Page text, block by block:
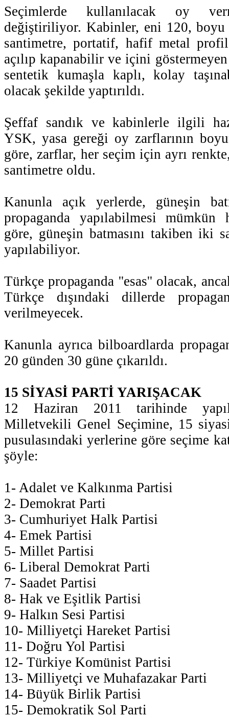
Seçimlerde kullanılacak oy
değiştiriliyor. Kabinler, eni 120,
santimetre, portatif, hafif metal
açılıp kapanabilir ve içini
sentetik kumaşla kaplı, kolay
olacak şekilde yaptırıldı.
Şeffaf sandık ve kabinlerle ilgili
YSK, yasa gereği oy zarflarının
göre, zarflar, her seçim için ayrı
santimetre oldu.
Kanunla açık yerlerde, güneşin
propaganda yapılabilmesi
göre, güneşin batmasını takiben iki
yapılabiliyor.
Türkçe propaganda ''esas'' olacak,
Türkçe dışındaki dillerde
verilmeyecek.
Kanunla ayrıca bilboardlarda
20 günden 30 güne çıkarıldı.
15 SİYASİ PARTİ YARIŞACAK
12 Haziran 2011 tarihinde
Milletvekili Genel Seçimine, 15
pusulasındaki yerlerine göre seçime
şöyle:
1- Adalet ve Kalkınma Partisi
2- Demokrat Parti
3- Cumhuriyet Halk Partisi
4- Emek Partisi
5- Millet Partisi
6- Liberal Demokrat Parti
7- Saadet Partisi
8- Hak ve Eşitlik Partisi
9- Halkın Sesi Partisi
10- Milliyetçi Hareket Partisi
11- Doğru Yol Partisi
12- Türkiye Komünist Partisi
13- Milliyetçi ve Muhafazakar Parti
14- Büyük Birlik Partisi
15- Demokratik Sol Parti